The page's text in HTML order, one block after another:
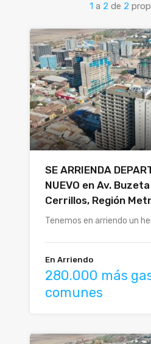
1 a 2 de 2
SE ARRIENDA
NUEVO en Av.
Cerrillos, Región
Tenemos en arriendo un
En Arriendo
280.000 más
comunes